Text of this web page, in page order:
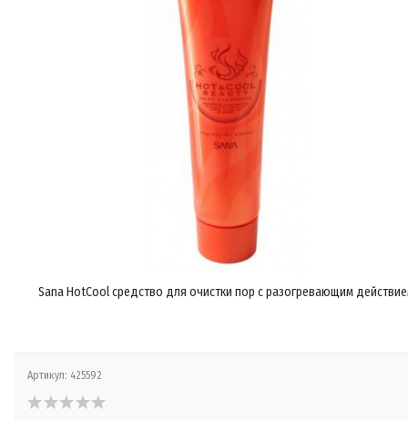
Sana HotCool средство для очистки пор с разогревающим
Артикул: 425592